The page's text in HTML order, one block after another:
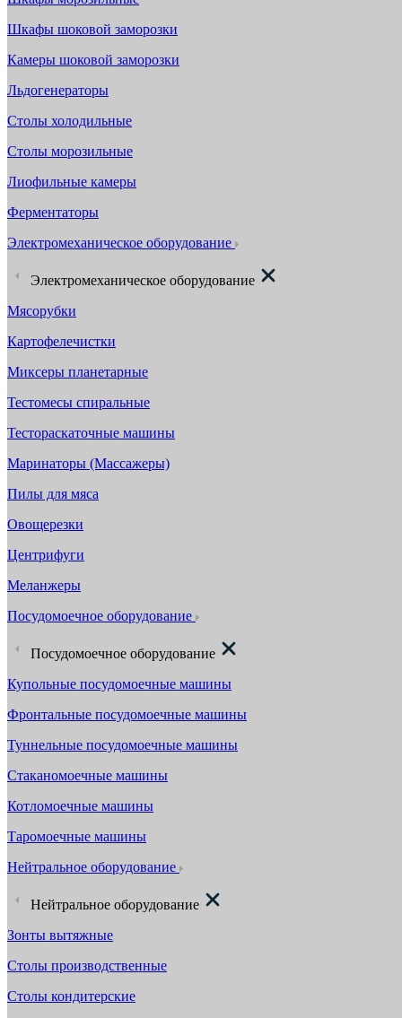
Шкафы шоковой заморозки
Камеры шоковой заморозки
Льдогенераторы
Столы холодильные
Столы морозильные
Лиофильные камеры
Ферментаторы
Электромеханическое оборудование
Электромеханическое оборудование
Мясорубки
Картофелечистки
Миксеры планетарные
Тестомесы спиральные
Тестораскаточные машины
Маринаторы (Массажеры)
Пилы для мяса
Овощерезки
Центрифуги
Меланжеры
Посудомоечное оборудование
Посудомоечное оборудование
Купольные посудомоечные машины
Фронтальные посудомоечные машины
Туннельные посудомоечные машины
Стаканомоечные машины
Котломоечные машины
Таромоечные машины
Нейтральное оборудование
Нейтральное оборудование
Зонты вытяжные
Столы производственные
Столы кондитерские